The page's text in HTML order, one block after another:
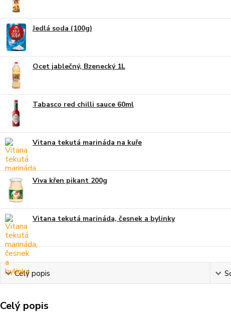
Jedlá soda (100g)
Ocet jablečný, Bzenecký 1L
Tabasco red chilli sauce 60ml
Vitana tekutá marináda na kuře
Viva křen pikant 200g
Vitana tekutá marináda, česnek a bylinky
Celý popis
Celý popis